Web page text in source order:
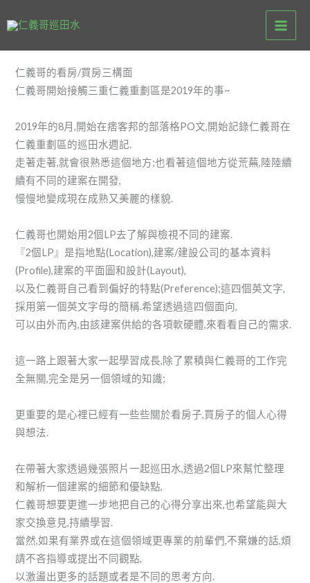
至
仁義哥的看房/買房三構面
仁義哥開始接觸三重仁義重劃區是2019年的事~
2019年的8月,開始在痞客邦的部落格PO文,開始記錄仁義哥在
仁義重劃區的巡田水週記.
走著走著,就會很熟悉這個地方;也看著這個地方從荒蕪,陸陸續
續有不同的建案在開發,
慢慢地變成現在成熟又美麗的樣貌.
仁義哥也開始用2個LP去了解與檢視不同的建案.
『2個LP』是指地點(Location),建案/建設公司的基本資料
(Profile),建案的平面圖和設計(Layout),
以及仁義哥自己看到偏好的特點(Preference);這四個英文字,
採用第一個英文字母的簡稱.希望透過這四個面向,
可以由外而內,由該建案供給的各項軟硬體,來看看自己的需求.
這一路上跟著大家一起學習成長,除了累積與仁義哥的工作完
全無關,完全是另一個領域的知識;
更重要的是心裡已經有一些些關於看房子,買房子的個人心得
與想法.
在帶著大家透過幾張照片一起巡田水,透過2個LP來幫忙整理
和解析一個建案的細節和優缺點,
仁義哥想要更進一步地把自己的心得分享出來,也希望能與大
家交換意見,持續學習.
當然,如果有業界或在這個領域更專業的前輩們,不棄嫌的話,煩
請不吝指導或提出不同觀點,
以激盪出更多的話題或者是不同的思考方向.